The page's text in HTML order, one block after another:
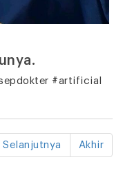
#artificial
Selanjutnya Akhir